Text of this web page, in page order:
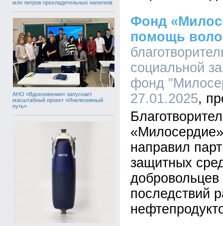
млн литров прохладительных напитков
АНО «Вдохновение» запускает
масштабный проект «Инклюзивный
путь»
Фонд
помощь
социальной
фонд
27.01.2025
направил
защитных
добровольцев
последствий